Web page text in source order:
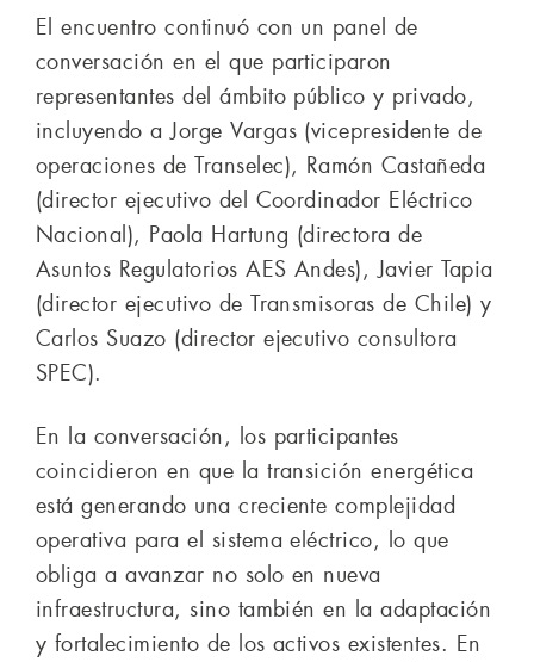
El encuentro continuó con un panel de
conversación en el que participaron
representantes del ámbito público y privado,
incluyendo a Jorge Vargas (vicepresidente de
operaciones de Transelec), Ramón Castañeda
(director ejecutivo del Coordinador Eléctrico
Nacional), Paola Hartung (directora de
Asuntos Regulatorios AES Andes), Javier Tapia
(director ejecutivo de Transmisoras de Chile) y
Carlos Suazo (director ejecutivo consultora
SPEC).
En la conversación, los participantes
coincidieron en que la transición energética
está generando una creciente complejidad
operativa para el sistema eléctrico, lo que
obliga a avanzar no solo en nueva
infraestructura, sino también en la adaptación
y fortalecimiento de los activos existentes. En